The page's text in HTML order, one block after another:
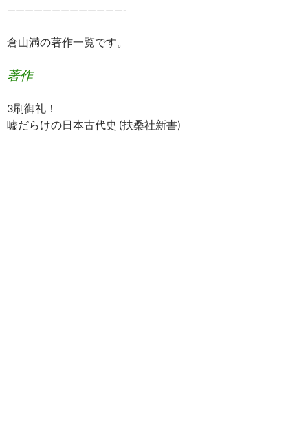
—————————————-
倉山満の著作一覧です。
著作
3刷御礼！
嘘だらけの日本古代史 (扶桑社新書)